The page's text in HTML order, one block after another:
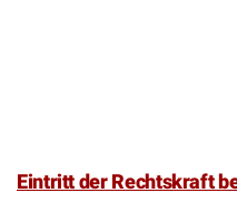
Eintritt der Rechtskraft